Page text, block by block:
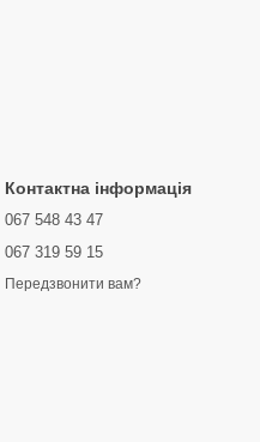
Контактна інформація
067 548 43 47
067 319 59 15
Передзвонити вам?